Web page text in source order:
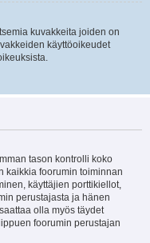
kuvakkeita joiden on
käyttöoikeudet
tason kontrolli koko
kaikkia foorumin toiminnan
käyttäjien porttikiellot,
perustajasta ja hänen
olla myös täydet
foorumin perustajan